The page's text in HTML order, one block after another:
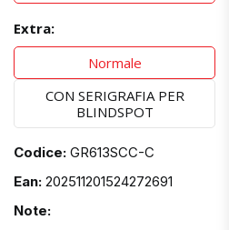
Extra:
Normale
CON SERIGRAFIA PER
BLINDSPOT
Codice: GR613SCC-C
Ean: 202511201524272691
Note: